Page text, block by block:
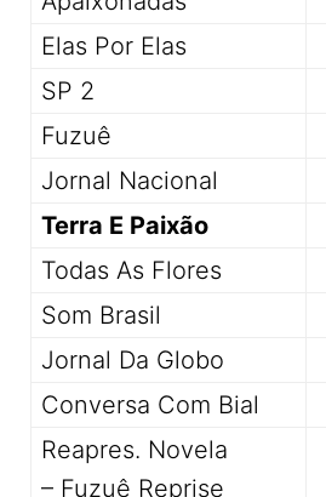
Elas Por Elas
SP 2
Fuzuê
Jornal Nacional
Terra E Paixão
Todas As Flores
Som Brasil
Jornal Da Globo
Conversa Com Bial
Reapres. Novela
– Fuzuê Reprise